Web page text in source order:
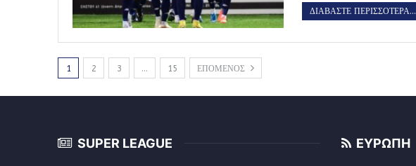
ΔΙΑΒΑΣΤΕ ΠΕΡΙΣΣΟΤΕΡΑ...
1 2 3 … 15 ΕΠΟΜΕΝΟΣ
SUPER LEAGUE ΕΥΡΩΠΗ